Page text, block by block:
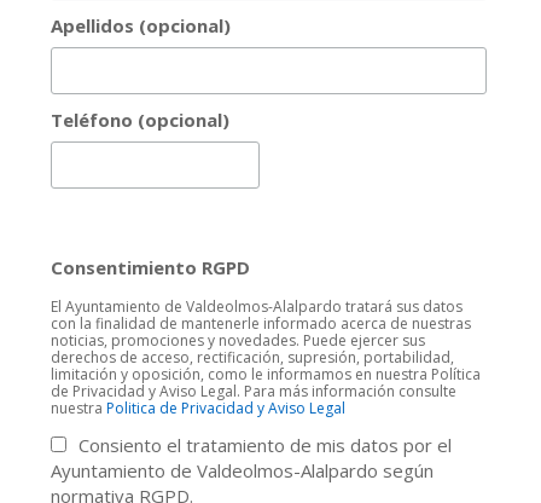
Apellidos (opcional)
Teléfono (opcional)
Consentimiento RGPD
El Ayuntamiento de Valdeolmos-Alalpardo tratará sus datos
con la finalidad de mantenerle informado acerca de nuestras
noticias, promociones y novedades. Puede ejercer sus
derechos de acceso, rectificación, supresión, portabilidad,
limitación y oposición, como le informamos en nuestra Política
de Privacidad y Aviso Legal. Para más información consulte
nuestra Politica de Privacidad y Aviso Legal
Consiento el tratamiento de mis datos por el
Ayuntamiento de Valdeolmos-Alalpardo según
normativa RGPD.